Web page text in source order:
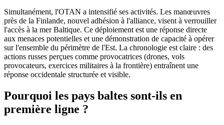
Simultanément, l'OTAN a intensifié ses activités. Les manœuvres
près de la Finlande, nouvel adhésion à l'alliance, visent à verrouiller
l'accès à la mer Baltique. Ce déploiement est une réponse directe
aux menaces potentielles et une démonstration de capacité à opérer
sur l'ensemble du périmètre de l'Est. La chronologie est claire : des
actions russes perçues comme provocatrices (drones, vols
provocateurs, exercices militaires à la frontière) entraînent une
réponse occidentale structurée et visible.
Pourquoi les pays baltes sont-ils en
première ligne ?